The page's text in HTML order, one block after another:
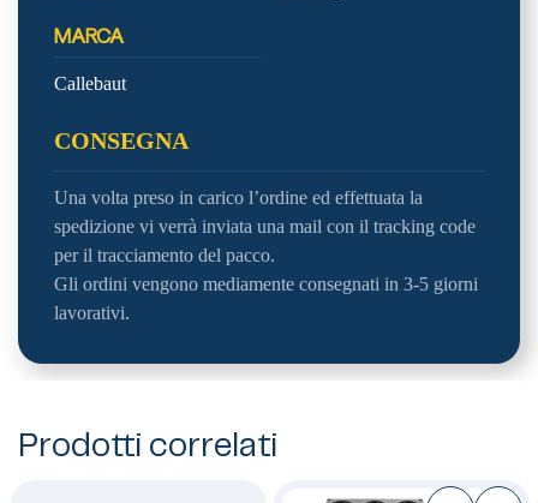
MARCA
Callebaut
CONSEGNA
Una volta preso in carico l’ordine ed effettuata la
spedizione vi verrà inviata una mail con il tracking code
per il tracciamento del pacco.
Gli ordini vengono mediamente consegnati in 3-5 giorni
lavorativi.
Prodotti correlati